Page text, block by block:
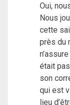
Oui,
Nous
cette
près du
était
son
qui est
lieu